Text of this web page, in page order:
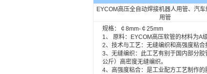
EYCOM高压全自动焊接机器人用管、汽
用管
规格：￠8mm-￠25mm
1、 原料：EYCOM高压软管的材料为A
2、技术与工艺：无缝编织和高强度粘合
3、无缝编织：此工艺有别于国内部分
公斤）高密度无缝编织。
4、高强度粘合：是工业配方工艺制作